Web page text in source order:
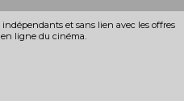
et sans lien avec les offres
ligne du cinéma.